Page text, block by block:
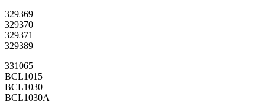
329369
329370
329371
329389
331065
BCL1015
BCL1030
BCL1030A